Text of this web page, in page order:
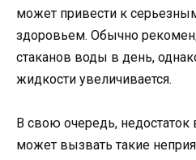
может привести к
здоровьем. Обычно
стаканов воды в день,
жидкости увеличивается.
В свою очередь,
может вызвать такие